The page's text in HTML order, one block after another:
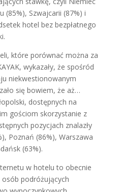
(85%), Szwajcarii (87%) i
hotel bez bezpłatnego
które porównać można za
wykazały, że spośród
niekwestionowanym
się bowiem, że aż…
dostępnych na
gościom skorzystanie z
pozycjach znalazły
Poznań (86%), Warszawa
(63%).
w hotelu to obecnie
podróżujących